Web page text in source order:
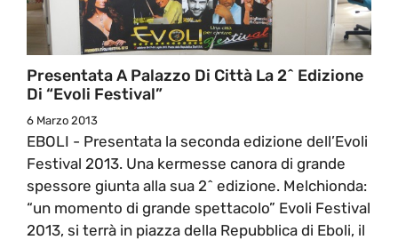
Presentata A Palazzo Di Città La 2^ Edizione
Di “Evoli Festival”
6 Marzo 2013
EBOLI - Presentata la seconda edizione dell’Evoli
Festival 2013. Una kermesse canora di grande
spessore giunta alla sua 2^ edizione. Melchionda:
“un momento di grande spettacolo” Evoli Festival
2013, si terrà in piazza della Repubblica di Eboli, il